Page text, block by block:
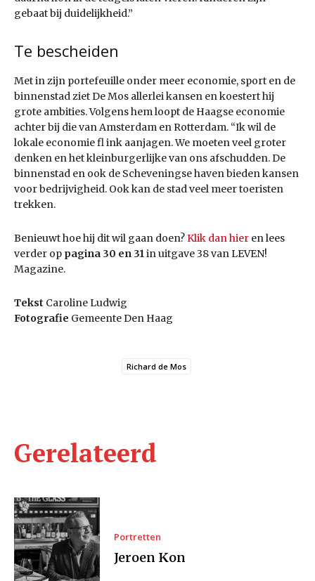
gebaat bij duidelijkheid.”
Te bescheiden
Met in zijn portefeuille onder meer economie, sport en de
binnenstad ziet De Mos allerlei kansen en koestert hij
grote ambities. Volgens hem loopt de Haagse economie
achter bij die van Amsterdam en Rotterdam. “Ik wil de
lokale economie fl ink aanjagen. We moeten veel groter
denken en het kleinburgerlijke van ons afschudden. De
binnenstad en ook de Scheveningse haven bieden kansen
voor bedrijvigheid. Ook kan de stad veel meer toeristen
trekken.
Benieuwt hoe hij dit wil gaan doen?Klik dan hier en lees
verder op pagina 30 en 31in uitgave 38 van LEVEN!
Magazine.
Tekst Caroline Ludwig
Fotografie Gemeente Den Haag
Richard de Mos
Gerelateerd
Portretten
Jeroen Kon